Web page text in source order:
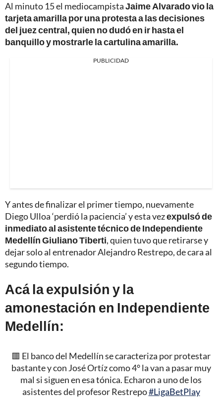
Al minuto 15 el mediocampistaJaime Alvarado vio la
tarjeta amarilla por una protesta a las decisiones
del juez central, quien no dudó en ir hasta el
banquillo y mostrarle la cartulina amarilla.
PUBLICIDAD
Y antes de finalizar el primer tiempo, nuevamente
Diego Ulloa ‘perdió la paciencia’ y esta vezexpulsó de
inmediato al asistente técnico de Independiente
Medellín Giuliano Tiberti, quien tuvo que retirarse y
dejar solo al entrenador Alejandro Restrepo, de cara al
segundo tiempo.
Acá la expulsión y la
amonestación en Independiente
Medellín:
🟥 El banco del Medellín se caracteriza por protestar
bastante y con José Ortíz como 4° la van a pasar muy
mal si siguen en esa tónica. Echaron a uno de los
asistentes del profesor Restrepo#LigaBetPlay